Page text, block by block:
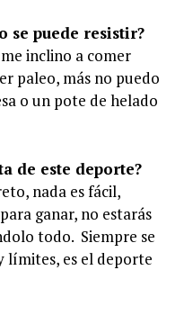
se puede resistir?
inclino a comer
paleo, más no puedo
o un pote de helado
de este deporte?
nada es fácil,
ganar, no estarás
todo. Siempre se
límites, es el deporte